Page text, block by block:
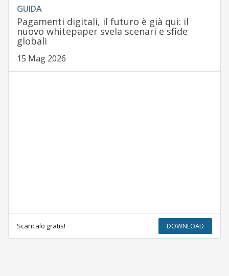
GUIDA
Pagamenti digitali, il futuro è già qui: il
nuovo whitepaper svela scenari e sfide
globali
15 Mag 2026
Scaricalo gratis! DOWNLOAD